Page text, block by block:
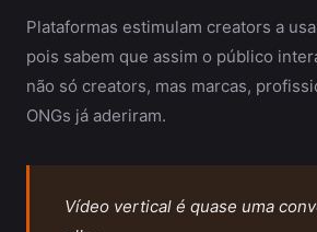
Plataformas estimulam creators a
pois sabem que assim o público
não só creators, mas marcas,
ONGs já aderiram.
Vídeo vertical é quase uma